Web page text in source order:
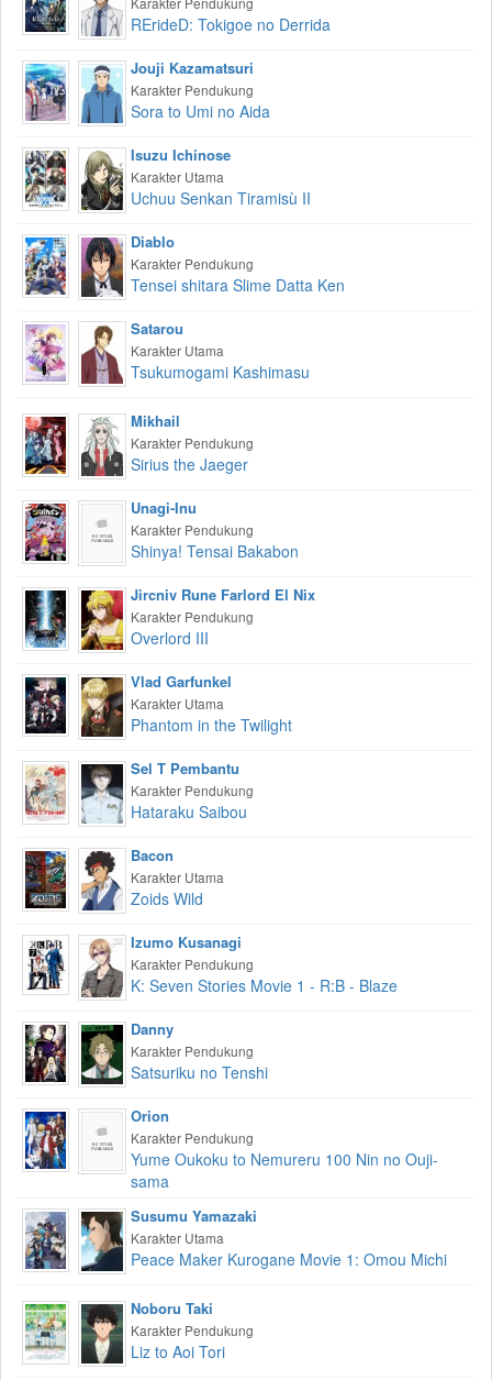
RErideD: Tokigoe no Derrida
Jouji Kazamatsuri
Karakter Pendukung
Sora to Umi no Aida
Isuzu Ichinose
Karakter Utama
Uchuu Senkan Tiramisù II
Diablo
Karakter Pendukung
Tensei shitara Slime Datta Ken
Satarou
Karakter Utama
Tsukumogami Kashimasu
Mikhail
Karakter Pendukung
Sirius the Jaeger
Unagi-Inu
Karakter Pendukung
Shinya! Tensai Bakabon
Jircniv Rune Farlord El Nix
Karakter Pendukung
Overlord III
Vlad Garfunkel
Karakter Utama
Phantom in the Twilight
Sel T Pembantu
Karakter Pendukung
Hataraku Saibou
Bacon
Karakter Utama
Zoids Wild
Izumo Kusanagi
Karakter Pendukung
K: Seven Stories Movie 1 - R:B - Blaze
Danny
Karakter Pendukung
Satsuriku no Tenshi
Orion
Karakter Pendukung
Yume Oukoku to Nemureru 100 Nin no Ouji-
sama
Susumu Yamazaki
Karakter Utama
Peace Maker Kurogane Movie 1: Omou Michi
Noboru Taki
Karakter Pendukung
Liz to Aoi Tori